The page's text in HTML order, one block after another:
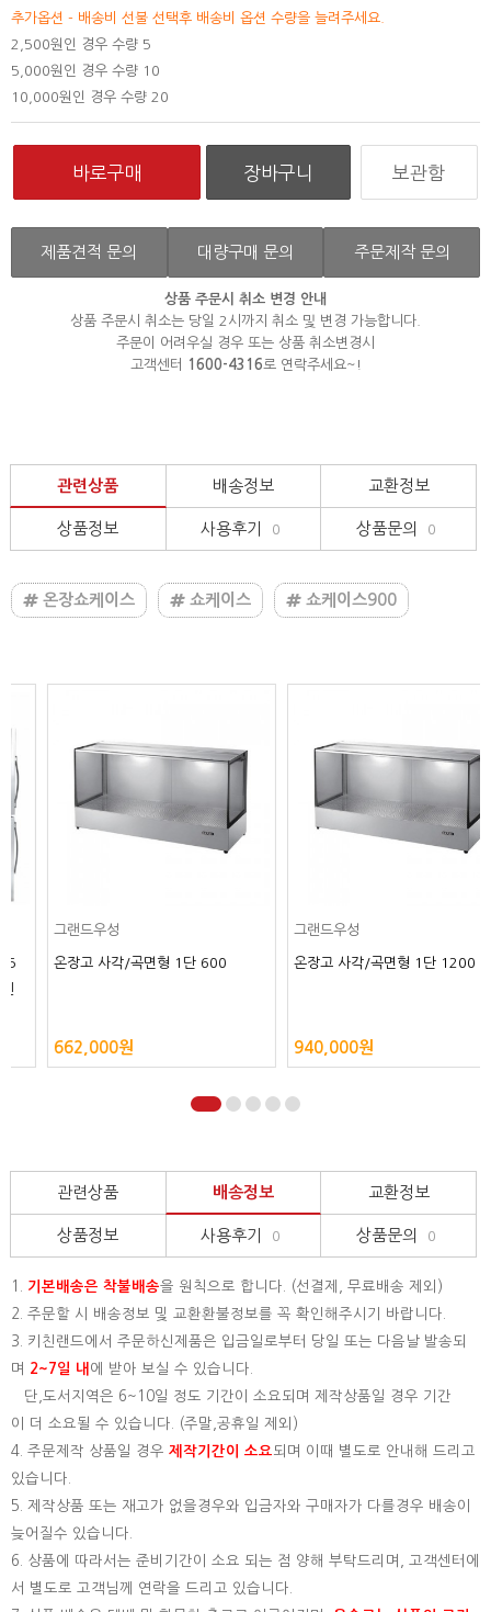
추가옵션 - 배송비 선불 선택후 배송비 옵션 수량을 늘려주세요.
2,500원인 경우 수량 5
5,000원인 경우 수량 10
10,000원인 경우 수량 20
보관함
제품견적 문의 대량구매 문의 주문제작 문의
상품 주문시 취소 변경 안내
상품 주문시 취소는 당일 2시까지 취소 및 변경 가능합니다.
주문이 어려우실 경우 또는 상품 취소변경시
고객센터
1600-4316로 연락주세요~!
관련상품 배송정보 교환정보
상품정보 사용후기 0 상품문의 0
온장쇼케이스 쇼케이스 쇼케이스900
그랜드우성
온장고 사각/곡면형 1단 600
662,000원
그랜드우성
온장고 사각/곡면형 1단 1200
940,000원
관련상품 배송정보 교환정보
상품정보 사용후기 0 상품문의 0
1. 기본배송은 착불배송을 원칙으로 합니다. (선결제, 무료배송 제외)
2. 주문할 시 배송정보 및 교환환불정보를 꼭 확인해주시기 바랍니다.
3. 키친랜드에서 주문하신제품은 입금일로부터 당일 또는 다음날 발송되
며
2~7일 내 에 받아 보실 수 있습니다.
단,도서지역은 6~10일 정도 기간이 소요되며 제작상품일 경우 기간
이 더 소요될 수 있습니다. (주말,공휴일 제외)
4. 주문제작 상품일 경우 제작기간이 소요되며 이때 별도로 안내해 드리고
있습니다.
5. 제작상품 또는 재고가 없을경우와 입금자와 구매자가 다를경우 배송이
늦어질수 있습니다.
6. 상품에 따라서는 준비기간이 소요 되는 점 양해 부탁드리며, 고객센터에
서 별도로 고객님께 연락을 드리고 있습니다.